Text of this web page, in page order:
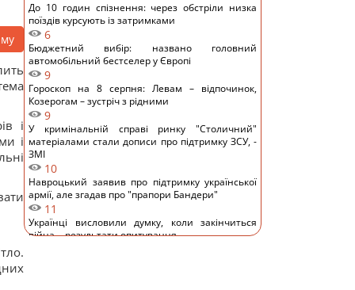
і
і
До 10 годин спізнення: через обстріли низка
поїздів курсують із затримками
6
Бюджетний вибір: названо головний
автомобільний бестселер у Європі
9
Гороскоп на 8 серпня: Левам – відпочинок,
Козерогам – зустріч з рідними
9
У кримінальній справі ринку "Столичний"
матеріалами стали дописи про підтримку ЗСУ, -
ЗМІ
10
Навроцький заявив про підтримку української
армії, але згадав про "прапори Бандери"
11
Українці висловили думку, коли закінчиться
війна, - результати опитування